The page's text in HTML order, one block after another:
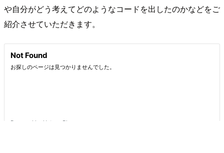
や自分がどう考えてどのようなコードを出したのかなどをご
紹介させていただきます。